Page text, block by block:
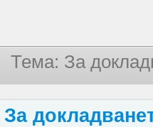
Тема: За
За